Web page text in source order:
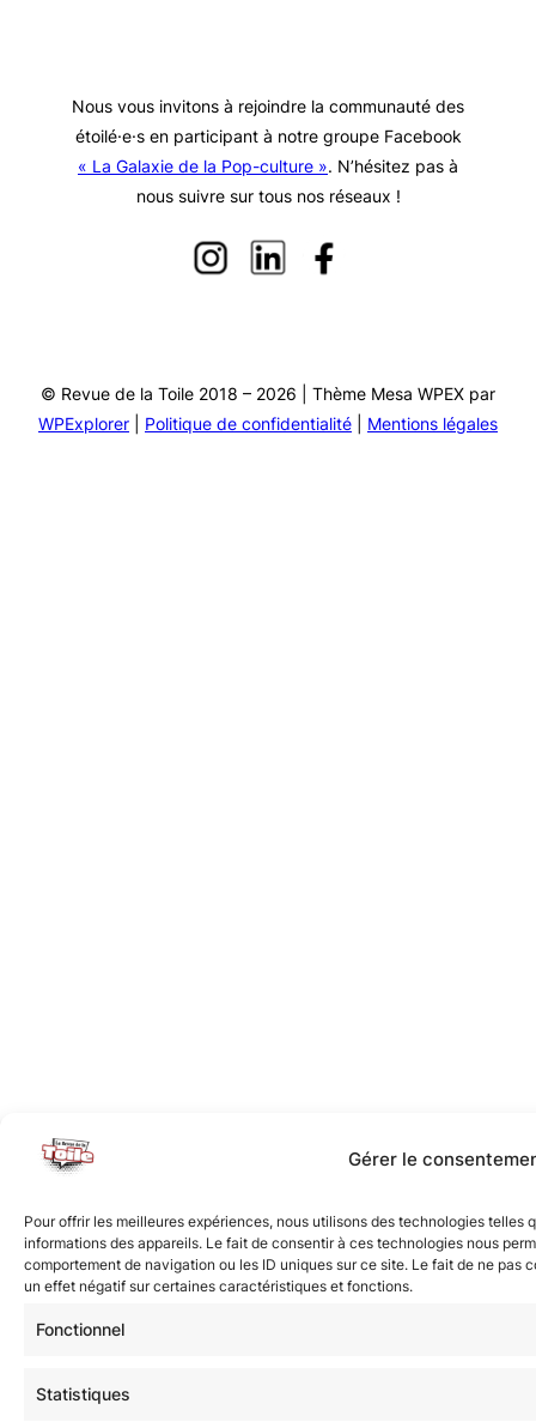
Gérer le
Pour offrir les meilleures expériences, nous utilisons des technologies
informations des appareils. Le fait de consentir à ces technologies nous
comportement de navigation ou les ID uniques sur ce site. Le fait de ne pas
un effet négatif sur certaines caractéristiques et fonctions.
Fonctionnel
Statistiques
Nous vous invitons à rejoindre la communauté des
étoilé·e·s en participant à notre groupe Facebook
« La Galaxie de la Pop-culture ». N’hésitez pas à
nous suivre sur tous nos réseaux !
© Revue de la Toile 2018 – 2026 | Thème Mesa WPEX par
WPExplorer
Politique de confidentialité Mentions légales